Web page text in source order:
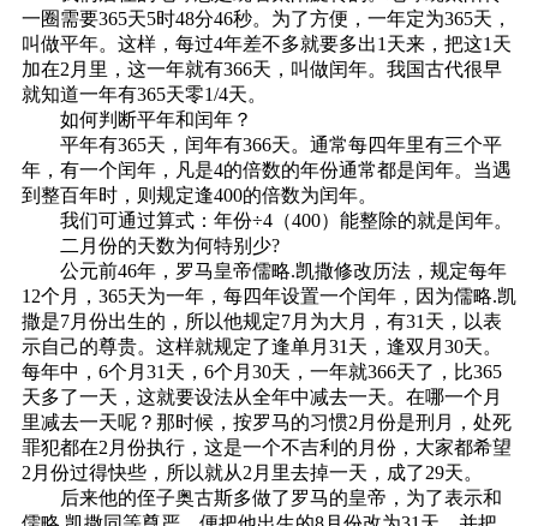
一圈需要365天5时48分46秒。为了方便，一年定为365天，
叫做平年。这样，每过4年差不多就要多出1天来，把这1天
加在2月里，这一年就有366天，叫做闰年。我国古代很早
就知道一年有365天零1/4天。
如何判断平年和闰年？
平年有365天，闰年有366天。通常每四年里有三个平
年，有一个闰年，凡是4的倍数的年份通常都是闰年。当遇
到整百年时，则规定逢400的倍数为闰年。
我们可通过算式：年份÷4（400）能整除的就是闰年。
二月份的天数为何特别少?
公元前46年，罗马皇帝儒略.凯撒修改历法，规定每年
12个月，365天为一年，每四年设置一个闰年，因为儒略.凯
撒是7月份出生的，所以他规定7月为大月，有31天，以表
示自己的尊贵。这样就规定了逢单月31天，逢双月30天。
每年中，6个月31天，6个月30天，一年就366天了，比365
天多了一天，这就要设法从全年中减去一天。在哪一个月
里减去一天呢？那时候，按罗马的习惯2月份是刑月，处死
罪犯都在2月份执行，这是一个不吉利的月份，大家都希望
2月份过得快些，所以就从2月里去掉一天，成了29天。
后来他的侄子奥古斯多做了罗马的皇帝，为了表示和